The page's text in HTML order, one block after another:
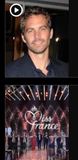
player2